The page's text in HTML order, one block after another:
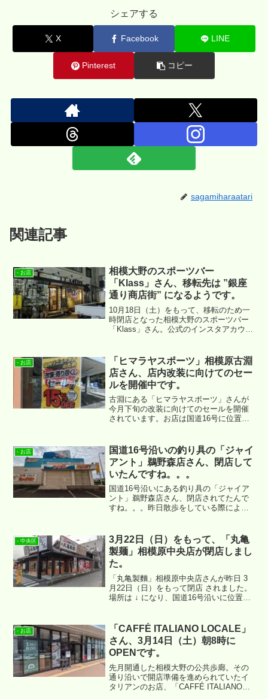
シェアする
X Facebook LINE
Pinterest コピー
sagamiharaatari
関連記事
- お店
相模大野のスポーツバー
「Klass」さん、移転先は ”銀座
通り商店街” になるようです。
10月18日（土）をもって、移転のため一
時閉店となった相模大野のスポーツバー
「Klass」さん。公式のインスタアカウン
- お店
「ヒマラヤスポーツ」相模原古淵
店さん、店内改装に向けてのセー
ルを開催中です。
古淵にある「ヒマラヤスポーツ」さんが
今月下旬の改装に向けてのセールを開催
されています。お店は国道16号に位置す
- お店
国道16号沿いの釣り具の「ジャイ
アント」鵜野森店さん、閉店して
いたんですね。。。
国道16号沿いにある釣り具の「ジャイア
ント」鵜野森店さん、閉店されてたんで
すね。。。昨日散歩をしている際によう
- 中央区
3月22日（日）をもって、「丸亀
製麺」相模原中央店が閉店しまし
た。
「丸亀製麵」相模原中央店さんが昨日 3
月22日（日）をもって閉店 されました。
場所は ↓ になり、国道16号沿いに位置す
- お店
「CAFFÉ ITALIANO LOCALE」
さん、3月14日（土）朝8時に
OPENです。
先月開通した相模大野の公共歩廊。その
通り沿いで開店準備を進められていたイ
タリアンのお店、「CAFFÉ ITALIANO